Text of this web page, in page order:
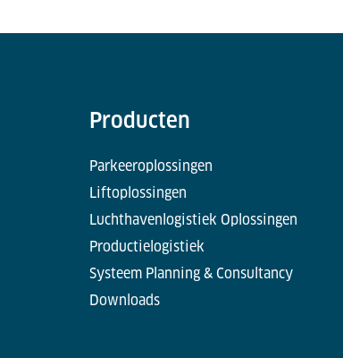
Producten
Parkeeroplossingen
Liftoplossingen
Luchthavenlogistiek Oplossingen
Productielogistiek
Systeem Planning & Consultancy
Downloads